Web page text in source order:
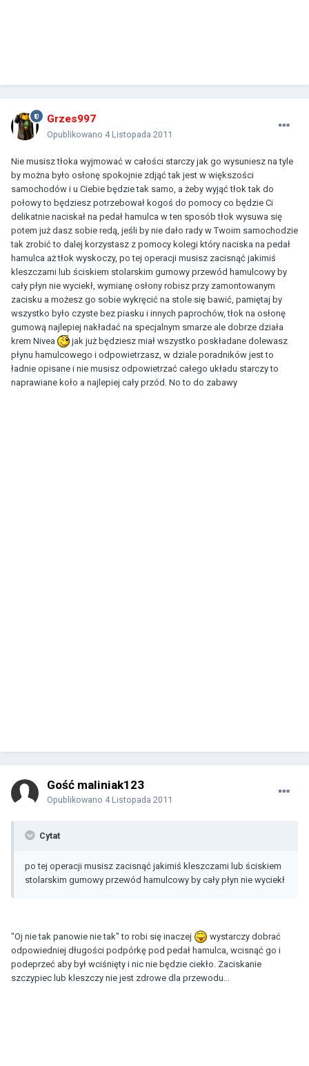
Grzes997
Opublikowano 4 Listopada 2011
Nie musisz tłoka wyjmować w całości starczy jak go wysuniesz na tyle
by można było osłonę spokojnie zdjąć tak jest w większości
samochodów i u Ciebie będzie tak samo, a żeby wyjąć tłok tak do
połowy to będziesz potrzebował kogoś do pomocy co będzie Ci
delikatnie naciskał na pedał hamulca w ten sposób tłok wysuwa się
potem już dasz sobie redą, jeśli by nie dało rady w Twoim samochodzie
tak zrobić to dalej korzystasz z pomocy kolegi który naciska na pedał
hamulca aż tłok wyskoczy, po tej operacji musisz zacisnąć jakimiś
kleszczami lub ściskiem stolarskim gumowy przewód hamulcowy by
cały płyn nie wyciekł, wymianę osłony robisz przy zamontowanym
zacisku a możesz go sobie wykręcić na stole się bawić, pamiętaj by
wszystko było czyste bez piasku i innych paprochów, tłok na osłonę
gumową najlepiej nakładać na specjalnym smarze ale dobrze działa
krem Nivea
jak już będziesz miał wszystko poskładane dolewasz
płynu hamulcowego i odpowietrzasz, w dziale poradników jest to
ładnie opisane i nie musisz odpowietrzać całego układu starczy to
naprawiane koło a najlepiej cały przód. No to do zabawy
Gość maliniak123
Opublikowano 4 Listopada 2011
Cytat
po tej operacji musisz zacisnąć jakimiś kleszczami lub ściskiem
stolarskim gumowy przewód hamulcowy by cały płyn nie wyciekł
"Oj nie tak panowie nie tak" to robi się inaczej
wystarczy dobrać
odpowiedniej długości podpórkę pod pedał hamulca, wcisnąć go i
podeprzeć aby był wciśnięty i nic nie będzie ciekło. Zaciskanie
szczypiec lub kleszczy nie jest zdrowe dla przewodu...